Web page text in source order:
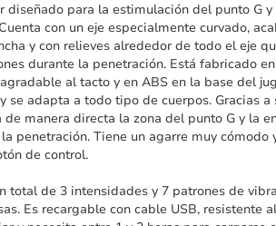
diseñado para la estimulación del punto G
con un eje especialmente curvado,
y con relieves alrededor de todo el eje
durante la penetración. Está fabricado
al tacto y en ABS en la base del
se adapta a todo tipo de cuerpos. Gracias a
de manera directa la zona del punto G y la
penetración. Tiene un agarre muy cómodo
de control.
total de 3 intensidades y 7 patrones de
Es recargable con cable USB, resistente